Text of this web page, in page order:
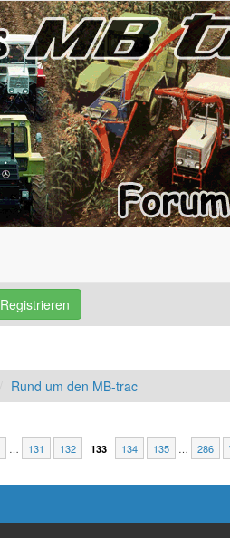
Registrieren
Rund um den MB-trac
… 131 132 133 134 135 … 286